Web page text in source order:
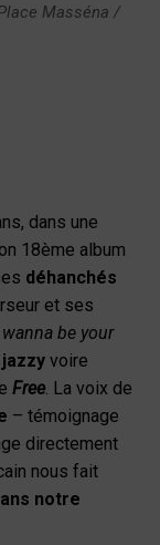
Masséna /
dans une
18ème album
déhanchés
et ses
wanna be your
voire
Free . La voix de
– témoignage
directement
nous fait
notre